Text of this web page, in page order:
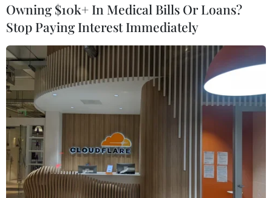
Tổng thống Bolivia Rodrigo Paz. (Ảnh: THX/TTXVN)
Ngày 8/6, Tổng thống Bolivia, ông Rodrigo Paz,
đã ban hành một đạo luật mới quy định về tình
trạng khẩn cấp, trong bối cảnh biểu tình và
phong tỏa đường sá liên tiếp bước sang ngày 39
Owning $10k+ In Medical Bills Or Loans?
Stop Paying Interest Immediately